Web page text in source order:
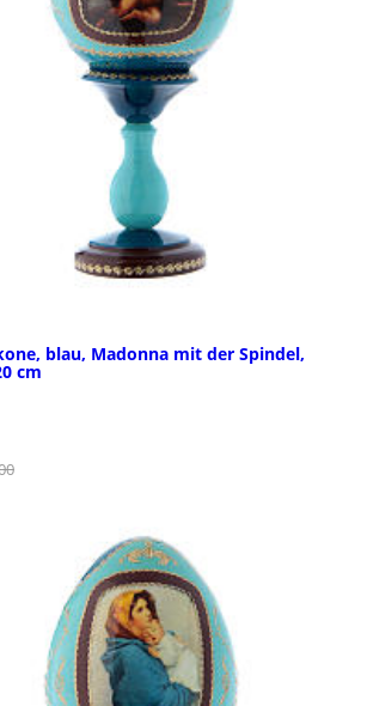
blau, Madonna mit der Spindel,
cm